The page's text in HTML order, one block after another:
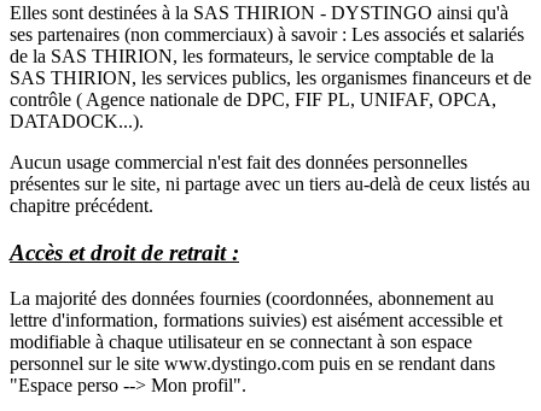
Elles sont destinées à la SAS THIRION - DYSTINGO ainsi qu'à
ses partenaires (non commerciaux) à savoir : Les associés et salariés
de la SAS THIRION, les formateurs, le service comptable de la
SAS THIRION, les services publics, les organismes financeurs et de
contrôle ( Agence nationale de DPC, FIF PL, UNIFAF, OPCA,
DATADOCK...).
Aucun usage commercial n'est fait des données personnelles
présentes sur le site, ni partage avec un tiers au-delà de ceux listés au
chapitre précédent.
Accès et droit de retrait :
La majorité des données fournies (coordonnées, abonnement au
lettre d'information, formations suivies) est aisément accessible et
modifiable à chaque utilisateur en se connectant à son espace
personnel sur le site www.dystingo.com puis en se rendant dans
"Espace perso --> Mon profil".